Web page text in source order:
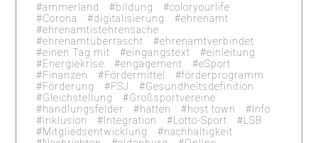
ammerland bildung
coloryourlife
Corona
digitalisierung
ehrenamt
ehrenamtistehrensache
ehrenamtüberrascht
ehrenamtverbindet
einen Tag mit
eingangstext
einleitung
Energiekrise
engagement
eSport
Finanzen
Fördermittel
förderprogramm
Förderung
FSJ
Gesundheitsdefinition
Gleichstellung
Großsportvereine
handlungsfelder
hatten host town
Info
inklusion
Integration Lotto-Sport
LSB
Mitgliedsentwicklung
nachhaltigkeit